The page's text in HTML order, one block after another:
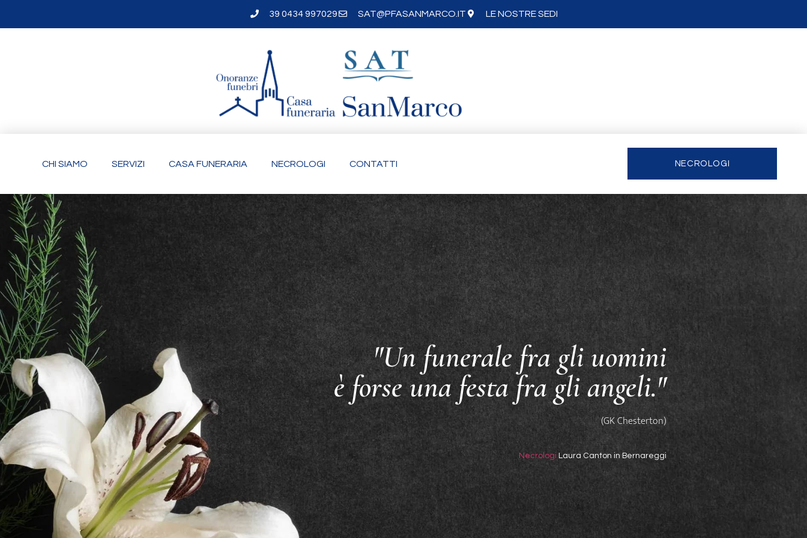
39 0434 997029 SAT@PFASANMARCO.IT LE NOSTRE SEDI
CHI SIAMO SERVIZI CASA FUNERARIA NECROLOGI CONTATTI NECROLOGI
"Un funerale fra gli uomini
è forse una festa fra gli angeli."
(GK Chesterton)
Necrologi Laura Canton in Bernareggi